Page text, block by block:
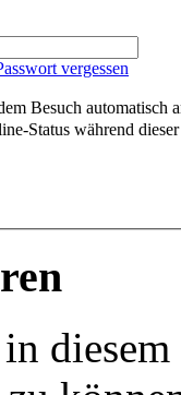
vergessen
Besuch automatisch
Status während